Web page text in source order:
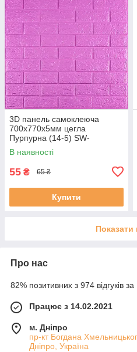
3D панель самоклеюча
700х770х5мм цегла
Пурпурна (14-5) SW-
00001334
В наявності
55 ₴ 65 ₴
Купити
Показати
Про нас
82% позитивних з 974 відгуків за
Працює з 14.02.2021
м. Дніпро
пр-кт Богдана
Дніпро, Україна